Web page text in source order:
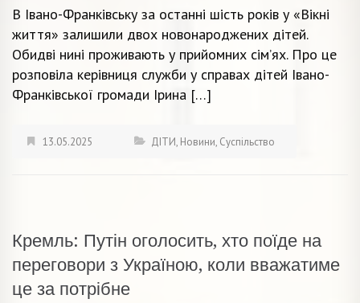
В Івано-Франківську за останні шість років у «Вікні
життя» залишили двох новонароджених дітей.
Обидві нині проживають у прийомних сім’ях. Про це
розповіла керівниця служби у справах дітей Івано-
Франківської громади Ірина […]
13.05.2025 ДІТИ, Новини, Суспільство
Кремль: Путін оголосить, хто поїде на
переговори з Україною, коли вважатиме
це за потрібне